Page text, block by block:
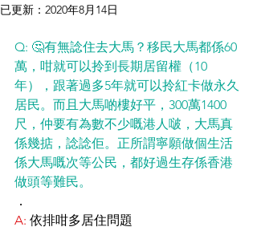
已更新： 2020年8月14日
Q: 🤔有無諗住去大馬？移民大馬都係60
萬，咁就可以拎到長期居留權（10
年），跟著過多5年就可以拎紅卡做永久
居民。而且大馬啲樓好平，300萬1400
尺，仲要有為數不少嘅港人啵，大馬真
係幾掂，諗諗佢。正所謂寧願做個生活
係大馬嘅次等公民，都好過生存係香港
做頭等難民。
．
A: 依排咁多居住問題